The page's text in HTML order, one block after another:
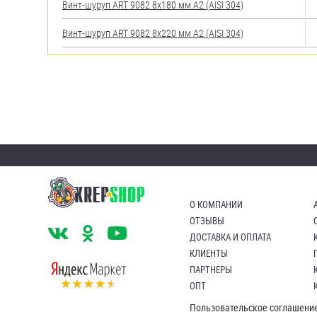
Винт-шуруп ART 9082 8х180 мм А2 (AISI 304)
Винт-шуруп ART 9082 8х220 мм А2 (AISI 304)
О КОМПАНИИ
ОТЗЫВЫ
ДОСТАВКА И ОПЛАТА
КЛИЕНТЫ
ПАРТНЕРЫ
ОПТ
Пользовательское